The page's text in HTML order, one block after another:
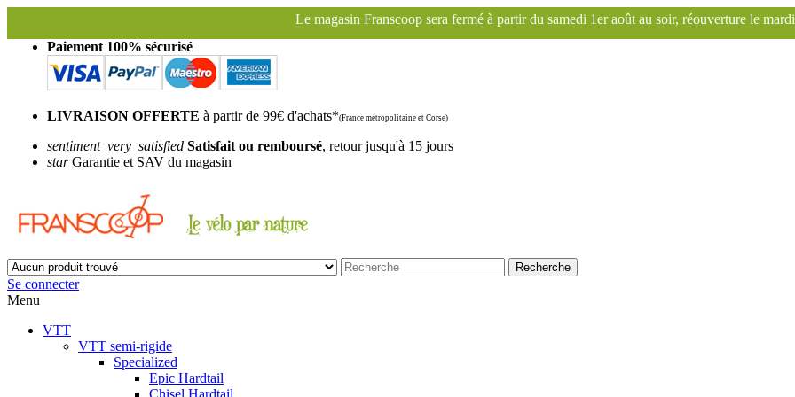
Le magasin Franscoop sera fermé à partir du samedi 1er août au soir, réouverture le mardi 1er septembre. Le
Paiement 100% sécurisé
LIVRAISON OFFERTE à partir de 99€ d'achats*(France métropolitaine et Corse)
sentiment_very_satisfied Satisfait ou remboursé, retour jusqu'à 15 jours
starGarantie et SAV du magasin
Recherche
Se connecter
Menu
VTT
VTT semi-rigide
Specialized
Epic Hardtail
Chisel Hardtail